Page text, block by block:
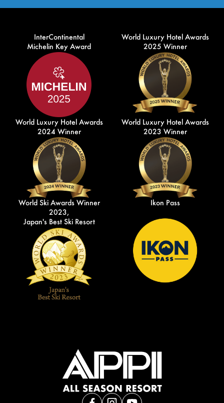
InterContinental
Michelin Key Award
World Luxury Hotel Awards
2025 Winner
World Luxury Hotel Awards
2024 Winner
World Luxury Hotel Awards
2023 Winner
World Ski Awards Winner
2023,
Japan's Best Ski Resort
Ikon Pass